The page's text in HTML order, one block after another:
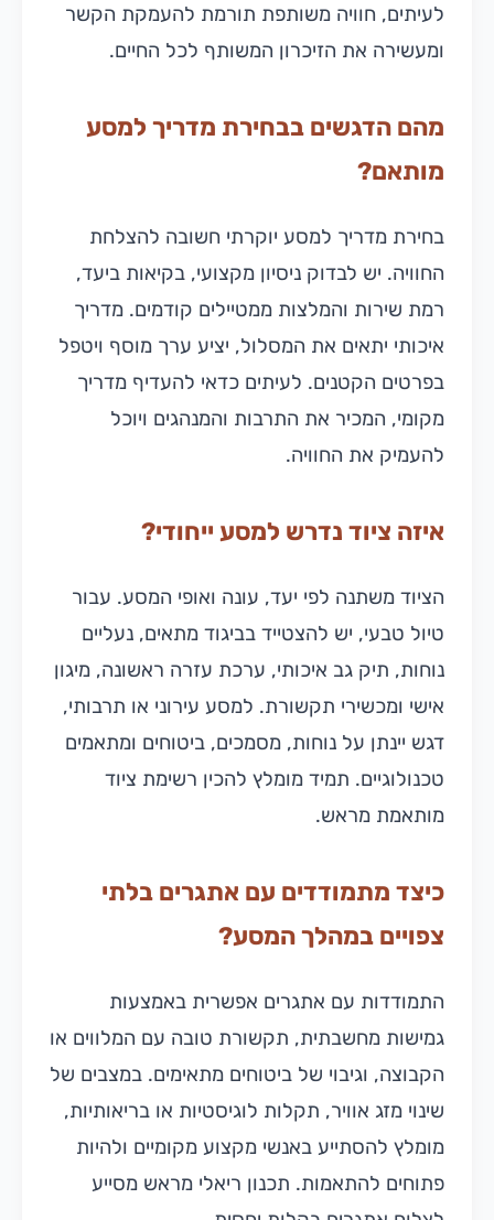
לעיתים, חוויה משותפת תורמת להעמקת הקשר
ומעשירה את הזיכרון המשותף לכל החיים.
מהם הדגשים בבחירת מדריך למסע
מותאם?
בחירת מדריך למסע יוקרתי חשובה להצלחת
החוויה. יש לבדוק ניסיון מקצועי, בקיאות ביעד,
רמת שירות והמלצות ממטיילים קודמים. מדריך
איכותי יתאים את המסלול, יציע ערך מוסף ויטפל
בפרטים הקטנים. לעיתים כדאי להעדיף מדריך
מקומי, המכיר את התרבות והמנהגים ויוכל
להעמיק את החוויה.
איזה ציוד נדרש למסע ייחודי?
הציוד משתנה לפי יעד, עונה ואופי המסע. עבור
טיול טבעי, יש להצטייד בביגוד מתאים, נעליים
נוחות, תיק גב איכותי, ערכת עזרה ראשונה, מיגון
אישי ומכשירי תקשורת. למסע עירוני או תרבותי,
דגש יינתן על נוחות, מסמכים, ביטוחים ומתאמים
טכנולוגיים. תמיד מומלץ להכין רשימת ציוד
מותאמת מראש.
כיצד מתמודדים עם אתגרים בלתי
צפויים במהלך המסע?
התמודדות עם אתגרים אפשרית באמצעות
גמישות מחשבתית, תקשורת טובה עם המלווים או
הקבוצה, וגיבוי של ביטוחים מתאימים. במצבים של
שינוי מזג אוויר, תקלות לוגיסטיות או בריאותיות,
מומלץ להסתייע באנשי מקצוע מקומיים ולהיות
פתוחים להתאמות. תכנון ריאלי מראש מסייע